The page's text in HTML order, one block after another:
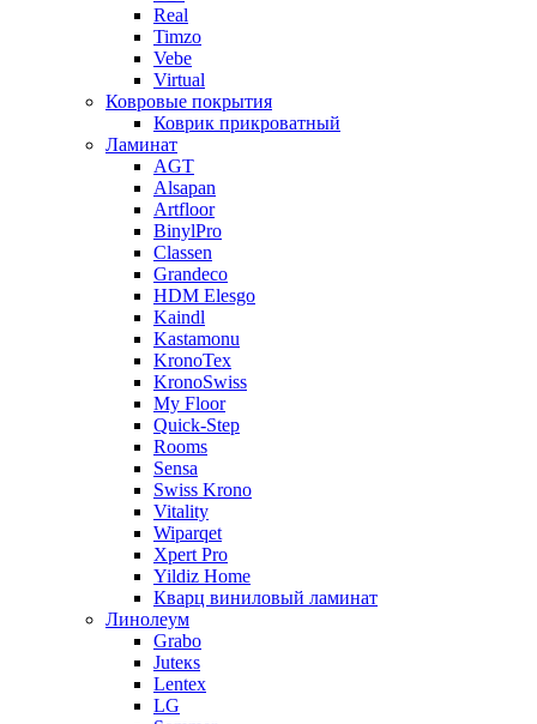
Real
Timzo
Vebe
Virtual
Ковровые покрытия
Коврик прикроватный
Ламинат
AGT
Alsapan
Artfloor
BinylPro
Classen
Grandeco
HDM Elesgo
Kaindl
Kastamonu
KronoTex
KronoSwiss
My Floor
Quick-Step
Rooms
Sensa
Swiss Krono
Vitality
Wiparqet
Xpert Pro
Yildiz Home
Кварц виниловый ламинат
Линолеум
Grabo
Juteкs
Lentex
LG